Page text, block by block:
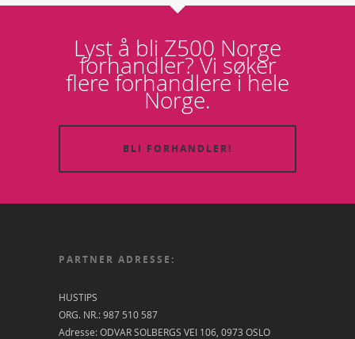
Lyst å bli Z500 Norge
forhandler? Vi søker
flere forhandlere i hele
Norge.
BLI FORHANDLER!
PARTNER ADRESSE:
HUSTIPS
ORG. NR.: 987 510 587
Adresse: ODVAR SOLBERGS VEI 106, 0973 OSLO